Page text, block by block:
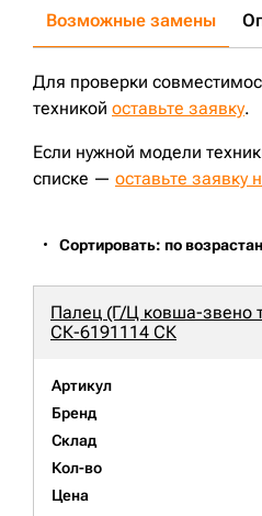
Возможные замены
Для проверки
техникой оставьте заявку.
Если нужной модели
списке — оставьте заявку
Сортировать: по
Палец (Г/Ц ковша-звено
СК-6191114 СК
Артикул
Бренд
Склад
Кол-во
Цена